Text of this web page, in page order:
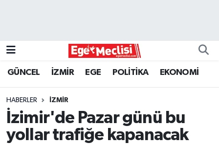
GÜNCEL İZMİR EGE POLİTİKA EKONOMİ
HABERLER İZMİR
İzimir'de Pazar günü bu
yollar trafiğe kapanacak
GÜNCEL
İZMİR
ÖZEL HABER